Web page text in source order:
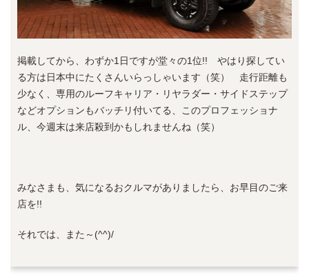
掲載してから、わずか1日ですが堂々の1位!! やはり探してい
る方は日本中にたくさんいらっしゃいます（笑） 走行距離も
少なく、専用のルーフキャリア・リヤラダー・サイドステップ
などオプションもバッチリ付いてる、このプロフェッショナ
ル、今週末は来店殺到かもしれませんね（笑）
みなさまも、気になるおクルマがありましたら、お早目のご来
店を!!
それでは、また～(^^)/